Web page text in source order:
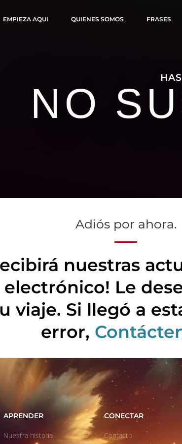
EMPIEZA AQUI QUIENES SOMOS FRASES
NO
Adiós por ahora.
nuestras
Le
viaje. Si llegó a
error,
APRENDER
Nuestra historia
CONECTAR
Contacto